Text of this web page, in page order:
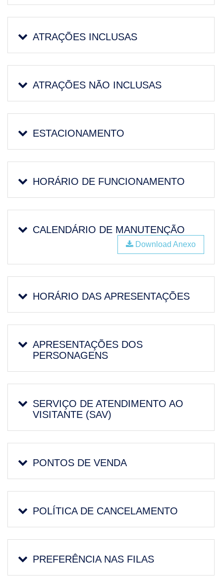
ATRAÇÕES INCLUSAS
ATRAÇÕES NÃO INCLUSAS
ESTACIONAMENTO
HORÁRIO DE FUNCIONAMENTO
CALENDÁRIO DE MANUTENÇÃO
Download Anexo
HORÁRIO DAS APRESENTAÇÕES
APRESENTAÇÕES DOS
PERSONAGENS
SERVIÇO DE ATENDIMENTO AO
VISITANTE (SAV)
PONTOS DE VENDA
POLÍTICA DE CANCELAMENTO
PREFERÊNCIA NAS FILAS